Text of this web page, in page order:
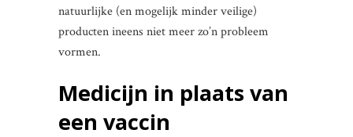
natuurlijke (en mogelijk minder veilige)
producten ineens niet meer zo’n probleem
vormen.
Medicijn in plaats van
een vaccin